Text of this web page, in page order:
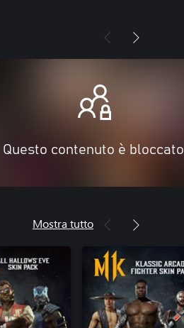
Questo contenuto è bloccato
Mostra tutto